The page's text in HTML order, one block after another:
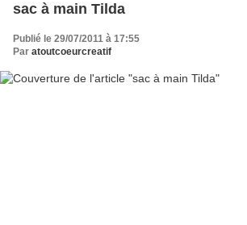
sac à main Tilda
Publié le 29/07/2011 à 17:55
Par atoutcoeurcreatif